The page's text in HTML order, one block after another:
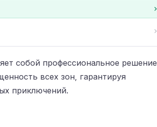
собой профессиональное решение
всех зон, гарантируя
приключений.